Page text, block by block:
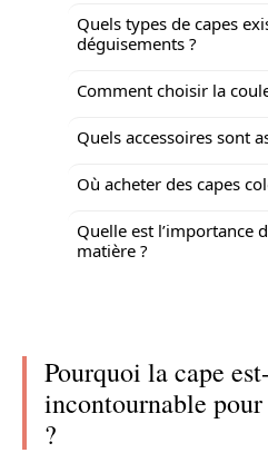
Quels types de capes
déguisements ?
Comment choisir la
Quels accessoires sont
Où acheter des capes
Quelle est l’importance
matière ?
Pourquoi la cape
incontournable
?